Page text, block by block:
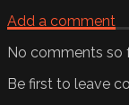
Add a comment
No comments so
Be first to leave